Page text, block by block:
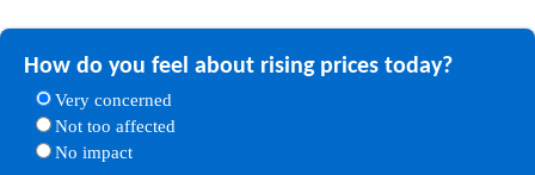
How do you feel about rising prices today?
Very concerned
Not too affected
No impact